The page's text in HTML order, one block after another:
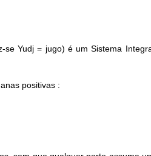
se Yudj = jugo) é um Sistema
positivas :